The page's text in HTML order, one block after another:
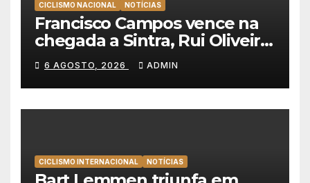
CICLISMO NACIONAL NOTÍCIAS
Francisco Campos vence na
chegada a Sintra, Rui Oliveira
veste de amarelo na Volta a
Portugal
6 AGOSTO, 2026 ADMIN
CICLISMO INTERNACIONAL NOTÍCIAS